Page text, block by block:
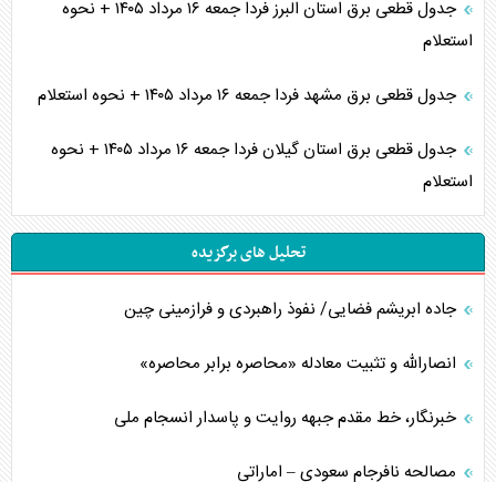
جدول قطعی برق استان البرز فردا جمعه ۱۶ مرداد ۱۴۰۵ + نحوه
استعلام
جدول قطعی برق مشهد فردا جمعه ۱۶ مرداد ۱۴۰۵ + نحوه استعلام
جدول قطعی برق استان گیلان فردا جمعه ۱۶ مرداد ۱۴۰۵ + نحوه
استعلام
تحلیل های برگزیده
جاده ابریشم فضایی/ نفوذ راهبردی و فرازمینی چین
انصارالله و تثبیت معادله «محاصره برابر محاصره»
خبرنگار، خط مقدم جبهه روایت و پاسدار انسجام ملی
مصالحه نافرجام سعودی – اماراتی